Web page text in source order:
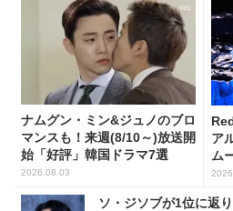
ナムグン・ミン&ジュノのブロ
マンスも！来週(8/10～)放送開
始「好評」韓国ドラマ7選
2026.08.03
ア
ム
ソ・ジソブが1位に返